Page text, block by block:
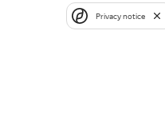
Privacy notice